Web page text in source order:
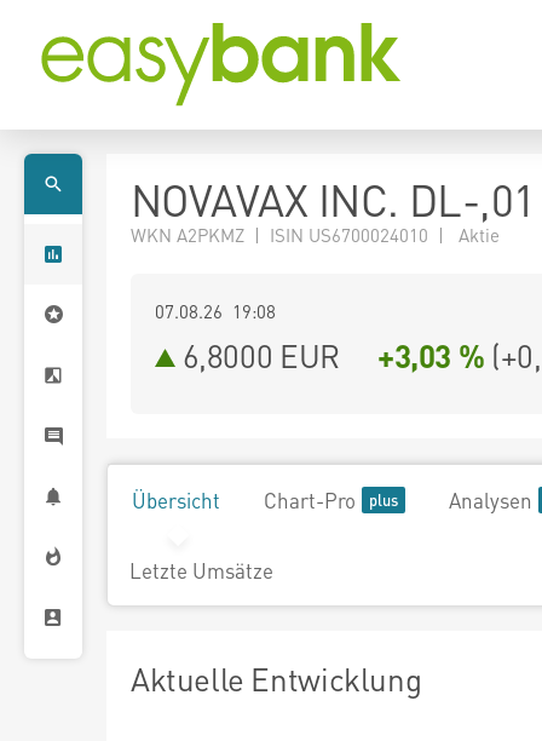
NOVAVAX INC. DL-,01
WKN A2PKMZ | ISIN US6700024010 | Aktie
07.08.26 19:08
6,8000 EUR +3,03 % (
Übersicht Chart-Pro Analysen
Letzte Umsätze
Aktuelle Entwicklung